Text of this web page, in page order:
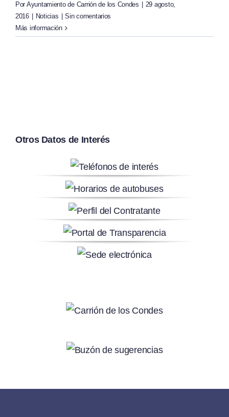
Por Ayuntamiento de Carrión de los Condes
29 agosto,
2016
Noticias
Sin comentarios
Más información
Otros Datos de Interés